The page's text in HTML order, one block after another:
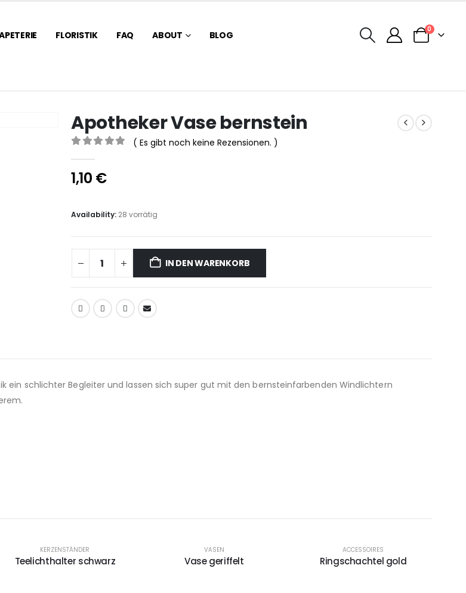
FLORISTIK FAQ ABOUT BLOG
0
Apotheker Vase bernstein
( Es gibt noch keine Rezensionen. )
1,10 €
Availability: 28 vorrätig
IN DEN WARENKORB
ein schlichter Begleiter und lassen sich super gut mit den bernsteinfarbenden Windlichtern
KERZENSTÄNDER
Teelichthalter schwarz
VASEN
Vase geriffelt
ACCESSOIRES
Ringschachtel gold